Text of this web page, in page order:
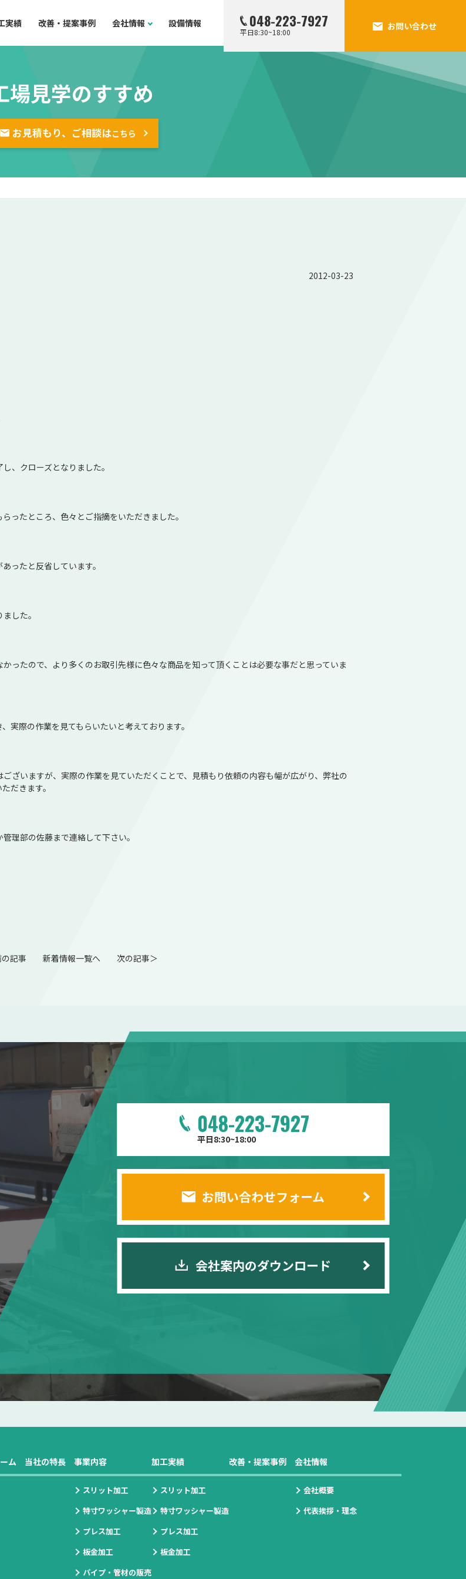
実績 改善・提案事例 会社情報 設備情報 048-223-7927
平日8:30~18:00
お問い合わせ
場見学のすすめ
お見積もり、ご相談はこちら
2012-03-23
、クローズとなりました。
ったところ、色々とご指摘をいただきました。
ったと反省しています。
した。
ったので、より多くのお取引先様に色々な商品を知って頂くことは必要な事だと思っていま
実際の作業を見てもらいたいと考えております。
ざいますが、実際の作業を見ていただくことで、見積もり依頼の内容も幅が広がり、弊社の
だきます。
理部の佐藤まで連絡して下さい。
記事 新着情報一覧へ 次の記事＞
048-223-7927
平日8:30~18:00
お問い合わせフォーム
会社案内のダウンロード
ム 当社の特長 事業内容
スリット加工
特寸ワッシャー製造
プレス加工
板金加工
パイプ・管材の販売
加工実績
スリット加工
特寸ワッシャー製造
プレス加工
板金加工
改善・提案事例 会社情報
会社概要
代表挨拶・理念